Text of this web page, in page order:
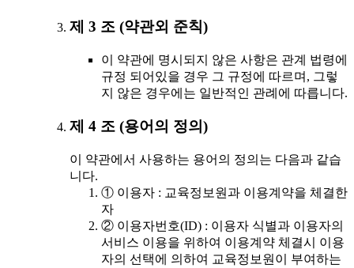
제 3 조 (약관외 준칙)
이 약관에 명시되지 않은 사항은 관계 법령에
규정 되어있을 경우 그 규정에 따르며, 그렇
지 않은 경우에는 일반적인 관례에 따릅니다.
제 4 조 (용어의 정의)
이 약관에서 사용하는 용어의 정의는 다음과 같습
니다.
① 이용자 : 교육정보원과 이용계약을 체결한
자
② 이용자번호(ID) : 이용자 식별과 이용자의
서비스 이용을 위하여 이용계약 체결시 이용
자의 선택에 의하여 교육정보원이 부여하는